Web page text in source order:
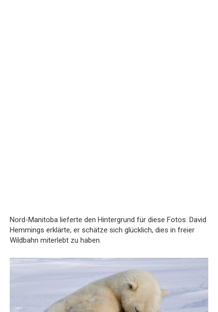
Nord-Manitoba lieferte den Hintergrund für diese Fotos. David
Hemmings erklärte, er schätze sich glücklich, dies in freier
Wildbahn miterlebt zu haben.